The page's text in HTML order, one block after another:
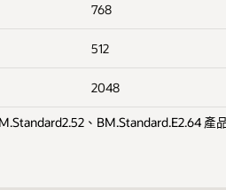
768
512
2048
、BM.Standard.E2.64 產